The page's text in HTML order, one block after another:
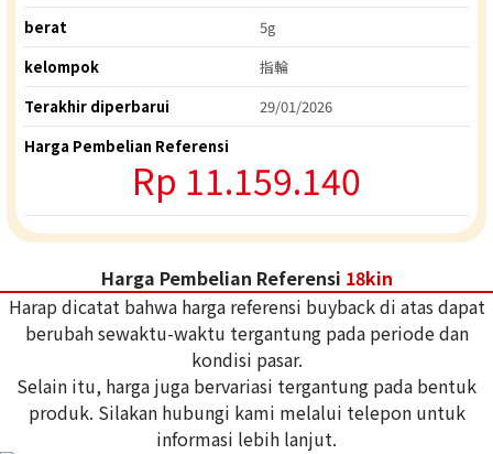
berat
5g
kelompok
指輪
Terakhir diperbarui
29/01/2026
Harga Pembelian Referensi
Rp 11.159.140
Harga Pembelian Referensi 18kin
Harap dicatat bahwa harga referensi buyback di atas dapat
berubah sewaktu-waktu tergantung pada periode dan
kondisi pasar.
Selain itu, harga juga bervariasi tergantung pada bentuk
produk. Silakan hubungi kami melalui telepon untuk
informasi lebih lanjut.